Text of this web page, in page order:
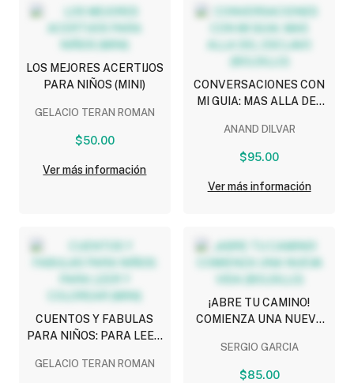
LOS MEJORES ACERTIJOS
PARA NIÑOS (MINI)
GELACIO TERAN ROMAN
$50.00
Ver más información
CONVERSACIONES CON
MI GUIA: MAS ALLA DEL
ANAND DILVAR
$95.00
Ver más información
CUENTOS Y FABULAS
PARA NIÑOS: PARA LEER
GELACIO TERAN ROMAN
¡ABRE TU CAMINO!
COMIENZA UNA NUEVA
SERGIO GARCIA
$85.00